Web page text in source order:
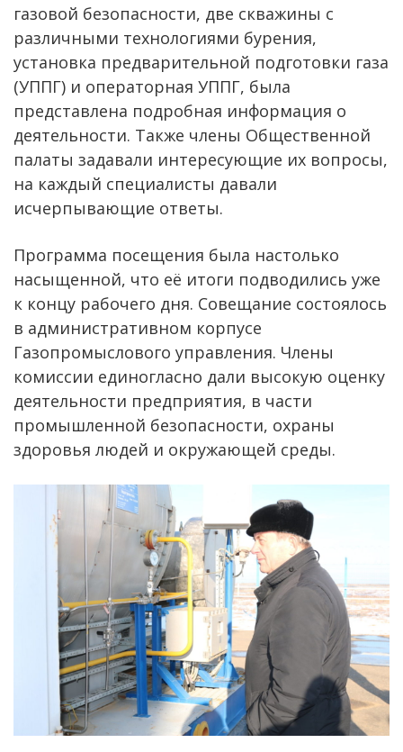
газовой безопасности, две скважины с
различными технологиями бурения,
установка предварительной подготовки газа
(УППГ) и операторная УППГ, была
представлена подробная информация о
деятельности. Также члены Общественной
палаты задавали интересующие их вопросы,
на каждый специалисты давали
исчерпывающие ответы.
Программа посещения была настолько
насыщенной, что её итоги подводились уже
к концу рабочего дня. Совещание состоялось
в административном корпусе
Газопромыслового управления. Члены
комиссии единогласно дали высокую оценку
деятельности предприятия, в части
промышленной безопасности, охраны
здоровья людей и окружающей среды.